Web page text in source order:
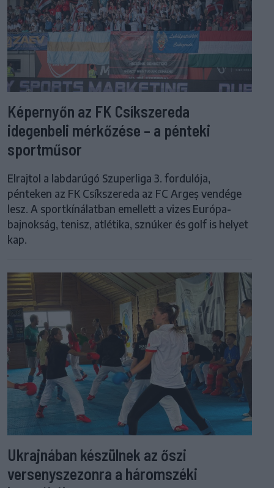
Képernyőn az FK Csíkszereda
idegenbeli mérkőzése – a pénteki
sportműsor
Elrajtol a labdarúgó Szuperliga 3. fordulója,
pénteken az FK Csíkszereda az FC Argeș vendége
lesz. A sportkínálatban emellett a vizes Európa-
bajnokság, tenisz, atlétika, sznúker és golf is helyet
kap.
Ukrajnában készülnek az őszi
versenyszezonra a háromszéki